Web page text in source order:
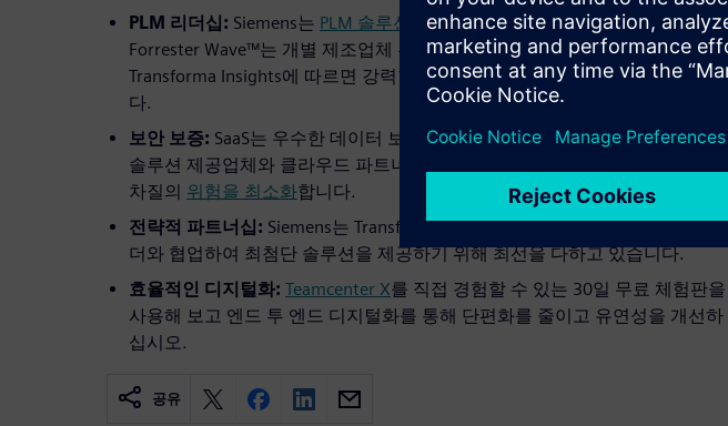
PLM 리더십: Siemens는 PLM 솔루션 분야 중 가장 선호하는 기업으로 꼽히며,
Forrester Wave™는 개별 제조업체 부문에서 최고의 기업으로 선정하였고
Transforma Insights에 따르면 강력한 제품에 대한 평판에서 1위를 올랐습니
다.
보안 보증: SaaS는 우수한 데이터 보안 및 보호를 보장하며, 이에 대한 책임이
솔루션 제공업체와 클라우드 파트너 모두에게 있으므로 데이터 도난 및 개발
차질의 위험을 최소화합니다.
전략적 파트너십: Siemens는 Transforma Insights 및 Forrester와 같은 업계 리
더와 협업하여 최첨단 솔루션을 제공하기 위해 최선을 다하고 있습니다.
효율적인 디지털화: Teamcenter X를 직접 경험할 수 있는 30일 무료 체험판을
사용해 보고 엔드 투 엔드 디지털화를 통해 단편화를 줄이고 유연성을 개선하
십시오.
공유